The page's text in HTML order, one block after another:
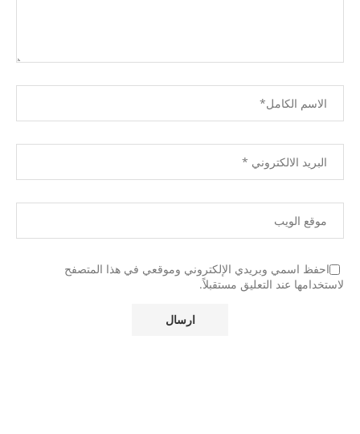
احفظ اسمي وبريدي الإلكتروني وموقعي في هذا المتصفح
لاستخدامها عند التعليق مستقبلاً.